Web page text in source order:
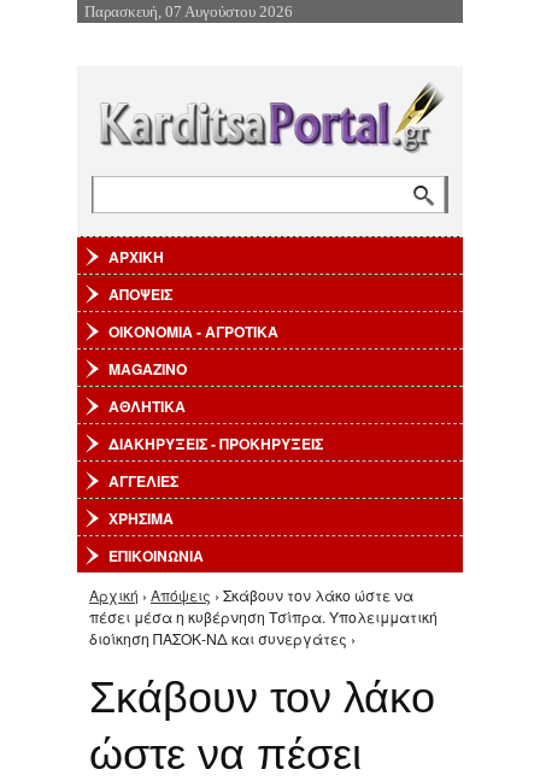
Επιστροφή στην Πλοήγηση
Παρασκευή, 07 Αυγούστου 2026
ΑΡΧΙΚΗ
ΑΠΟΨΕΙΣ
ΟΙΚΟΝΟΜΙΑ - ΑΓΡΟΤΙΚΑ
MAGAZINO
ΑΘΛΗΤΙΚΑ
ΔΙΑΚΗΡΥΞΕΙΣ - ΠΡΟΚΗΡΥΞΕΙΣ
ΑΓΓΕΛΙΕΣ
ΧΡΗΣΙΜΑ
ΕΠΙΚΟΙΝΩΝΙΑ
Είστε εδώ
Αρχική › Απόψεις › Σκάβουν τον λάκο ώστε να
πέσει μέσα η κυβέρνηση Τσίπρα. Υπολειμματική
διοίκηση ΠΑΣΟΚ-ΝΔ και συνεργάτες ›
Σκάβουν τον λάκο
ώστε να πέσει